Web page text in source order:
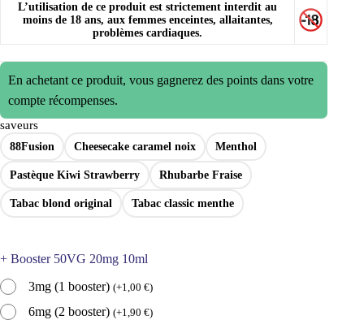
L’utilisation de ce produit est strictement interdit au
moins de 18 ans, aux femmes enceintes, allaitantes,
problèmes cardiaques.
En achetant ce produit, vous gagnerez des points dans votre
compte récompenses.
saveurs
88Fusion Cheesecake caramel noix Menthol
Pastèque Kiwi Strawberry Rhubarbe Fraise
Tabac blond original Tabac classic menthe
+ Booster 50VG 20mg 10ml
3mg (1 booster) (+1,00 €)
6mg (2 booster) (+1,90 €)